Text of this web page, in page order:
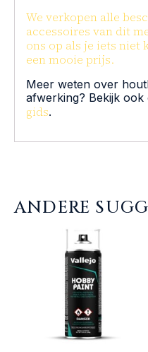
We verkopen alle
accessoires van dit
ons op als je iets niet
een mooie prijs.
Meer weten over
afwerking? Bekijk ook
gids.
ANDERE